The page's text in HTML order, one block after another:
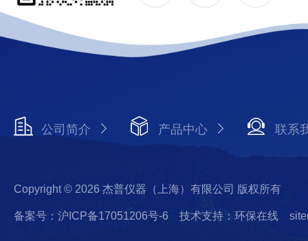
公司简介 产品中心 联系
Copyright © 2026 杰普仪器（上海）有限公司 版权所有
备案号：沪ICP备17051206号-6 技术支持：环保在线